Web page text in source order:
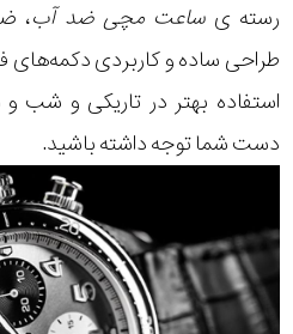
رسته یساعت مچی ضد آب،
طراحی ساده و کاربردی دکمه‌های
استفاده بهتر در تاریکی و شب
دست شما توجه داشته باشید.